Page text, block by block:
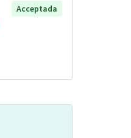
Acceptada